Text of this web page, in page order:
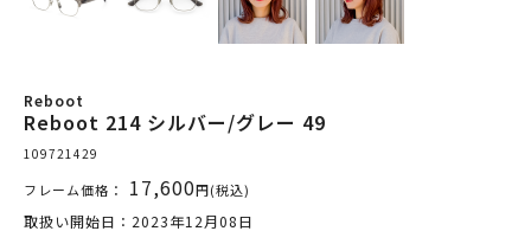
Reboot
Reboot 214 シルバー/グレー 49
109721429
フレーム価格： 17,600円(税込)
取扱い開始日：2023年12月08日